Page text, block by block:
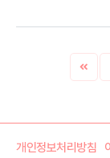
개인정보처리방침